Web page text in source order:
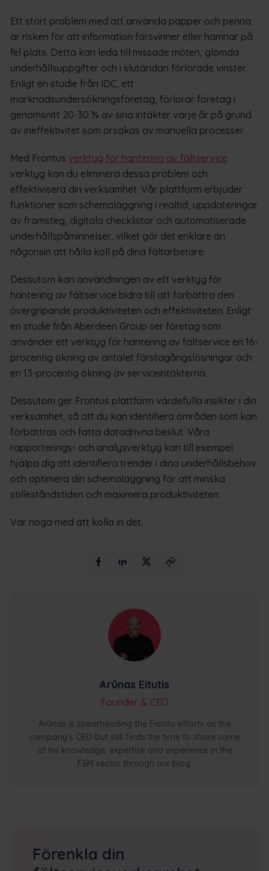
Ett stort problem med att använda papper och penna
är risken för att information försvinner eller hamnar på
fel plats. Detta kan leda till missade möten, glömda
underhållsuppgifter och i slutändan förlorade vinster.
Enligt en studie från IDC, ett
marknadsundersökningsföretag, förlorar företag i
genomsnitt 20-30 % av sina intäkter varje år på grund
av ineffektivitet som orsakas av manuella processer.
Med Frontus verktyg för hantering av fältservice
verktyg kan du eliminera dessa problem och
effektivisera din verksamhet. Vår plattform erbjuder
funktioner som schemaläggning i realtid, uppdateringar
av framsteg, digitala checklistor och automatiserade
underhållspåminnelser, vilket gör det enklare än
någonsin att hålla koll på dina fältarbetare.
Dessutom kan användningen av ett verktyg för
hantering av fältservice bidra till att förbättra den
övergripande produktiviteten och effektiviteten. Enligt
en studie från Aberdeen Group ser företag som
använder ett verktyg för hantering av fältservice en 16-
procentig ökning av antalet förstagångslösningar och
en 13-procentig ökning av serviceintäkterna.
Dessutom ger Frontus plattform värdefulla insikter i din
verksamhet, så att du kan identifiera områden som kan
förbättras och fatta datadrivna beslut. Våra
rapporterings- och analysverktyg kan till exempel
hjälpa dig att identifiera trender i dina underhållsbehov
och optimera din schemaläggning för att minska
stilleståndstiden och maximera produktiviteten.
Var noga med att kolla in det.
Arūnas Eitutis
Founder & CEO
Arūnas is spearheading the Frontu efforts as the
company’s CEO but still finds the time to share some
of his knowledge, expertise and experience in the
FSM sector through our blog.
Förenkla din